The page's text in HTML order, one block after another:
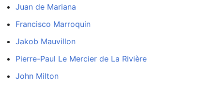
Juan de Mariana
Francisco Marroquin
Jakob Mauvillon
Pierre-Paul Le Mercier de La Rivière
John Milton